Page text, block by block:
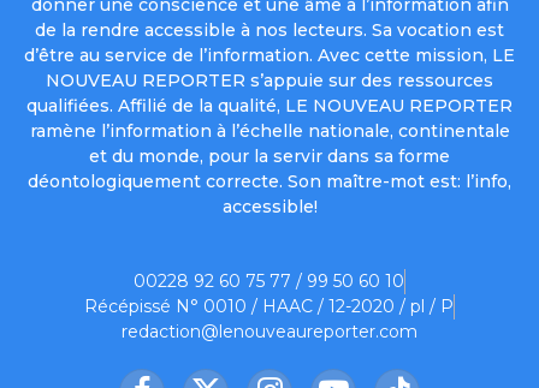
donner une conscience et une âme à l’information afin
de la rendre accessible à nos lecteurs. Sa vocation est
d’être au service de l’information. Avec cette mission, LE
NOUVEAU REPORTER s’appuie sur des ressources
qualifiées. Affilié de la qualité, LE NOUVEAU REPORTER
ramène l’information à l’échelle nationale, continentale
et du monde, pour la servir dans sa forme
déontologiquement correcte. Son maître-mot est: l’info,
accessible!
00228 92 60 75 77 / 99 50 60 10
Récépissé N° 0010 / HAAC / 12-2020 / pl / P
redaction@lenouveaureporter.com